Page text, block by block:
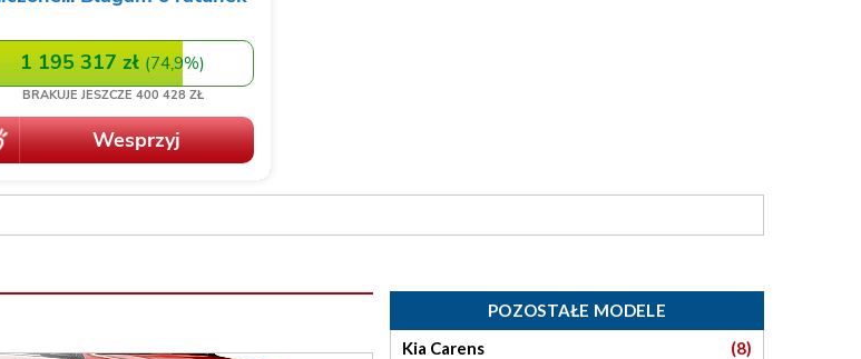
POZOSTAŁE MODELE
Kia Carens
(8)